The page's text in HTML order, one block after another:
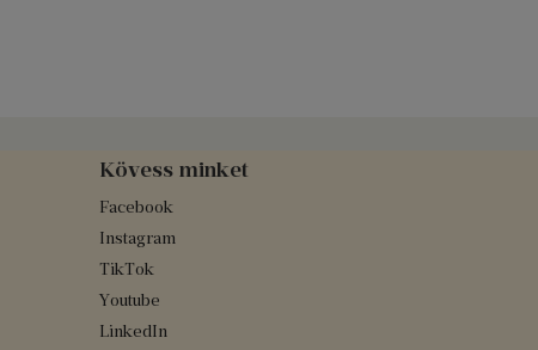
Kövess minket
Facebook
Instagram
TikTok
Youtube
LinkedIn